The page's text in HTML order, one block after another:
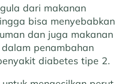
dari makanan
bisa menyebabkan
dan juga makanan
penambahan
diabetes tipe 2.